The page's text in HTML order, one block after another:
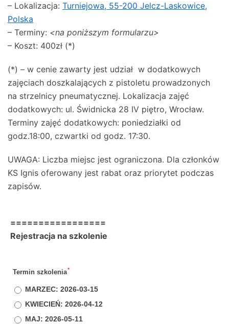
– Lokalizacja: Turniejowa, 55-200 Jelcz-Laskowice,
Polska
– Terminy: <na poniższym formularzu>
– Koszt: 400zł (*)
(*) – w cenie zawarty jest udział w dodatkowych
zajęciach doszkalających z pistoletu prowadzonych
na strzelnicy pneumatycznej. Lokalizacja zajęć
dodatkowych: ul. Świdnicka 28 IV piętro, Wrocław.
Terminy zajęć dodatkowych: poniedziałki od
godz.18:00, czwartki od godz. 17:30.
UWAGA: Liczba miejsc jest ograniczona. Dla członków
KS Ignis oferowany jest rabat oraz priorytet podczas
zapisów.
=================
Rejestracja na szkolenie
Termin szkolenia*
MARZEC: 2026-03-15
KWIECIEŃ: 2026-04-12
MAJ: 2026-05-11